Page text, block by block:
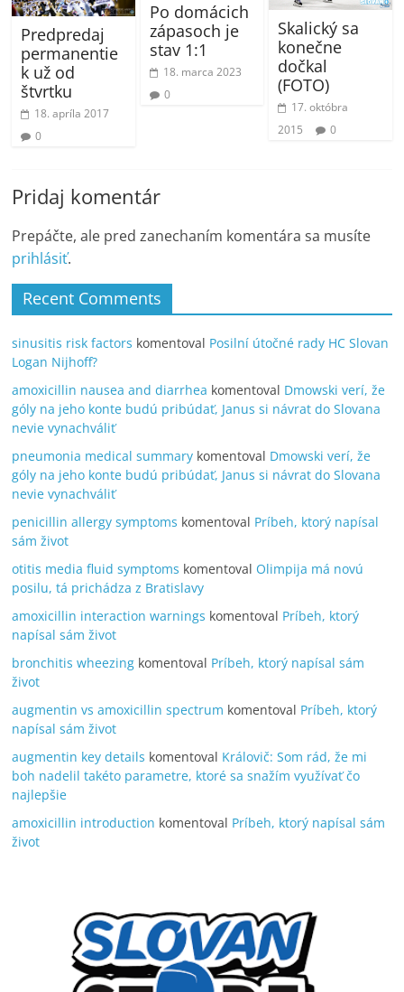
Predpredaj
permanentie
k už od
štvrtku
18. apríla 2017
0
Po domácich
zápasoch je
stav 1:1
18. marca 2023
0
Skalický sa
konečne
dočkal
(FOTO)
17. októbra
2015
0
Pridaj komentár
Prepáčte, ale pred zanechaním komentára sa musíte
prihlásiť.
Recent Comments
sinusitis risk factors komentoval Posilní útočné rady HC Slovan
Logan Nijhoff?
amoxicillin nausea and diarrhea komentoval Dmowski verí, že
góly na jeho konte budú pribúdať, Janus si návrat do Slovana
nevie vynachváliť
pneumonia medical summary komentoval Dmowski verí, že
góly na jeho konte budú pribúdať, Janus si návrat do Slovana
nevie vynachváliť
penicillin allergy symptoms komentoval Príbeh, ktorý napísal
sám život
otitis media fluid symptoms komentoval Olimpija má novú
posilu, tá prichádza z Bratislavy
amoxicillin interaction warnings komentoval Príbeh, ktorý
napísal sám život
bronchitis wheezing komentoval Príbeh, ktorý napísal sám
život
augmentin vs amoxicillin spectrum komentoval Príbeh, ktorý
napísal sám život
augmentin key details komentoval Královič: Som rád, že mi
boh nadelil takéto parametre, ktoré sa snažím využívať čo
najlepšie
amoxicillin introduction komentoval Príbeh, ktorý napísal sám
život